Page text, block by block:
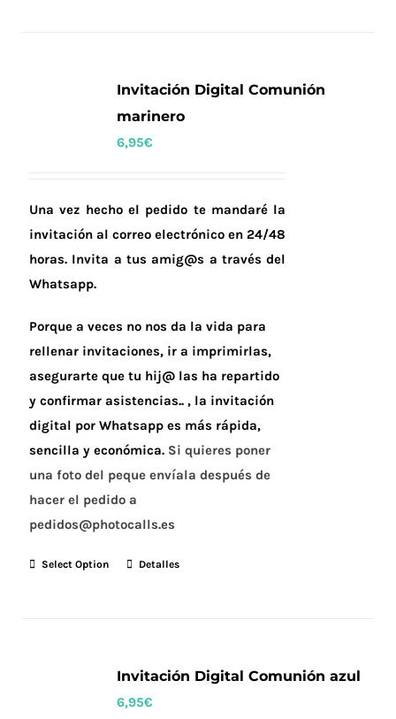
Invitación Digital Comunión
marinero
6,95€
Una vez hecho el pedido te mandaré la
invitación al correo electrónico en 24/48
horas. Invita a tus amig@s a través del
Whatsapp.
Porque a veces no nos da la vida para
rellenar invitaciones, ir a imprimirlas,
asegurarte que tu hij@ las ha repartido
y confirmar asistencias.. , la invitación
digital por Whatsapp es más rápida,
sencilla y económica.Si quieres poner
una foto del peque envíala después de
hacer el pedido a
pedidos@photocalls.es
Select Option Detalles
Invitación Digital Comunión azul
6,95€